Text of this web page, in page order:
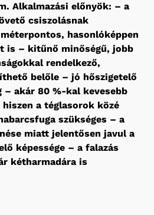
Alkalmazási előnyök: – a
csiszolásnak
hasonlóképpen
is – kitűnő minőségű, jobb
rendelkező,
belőle – jó hőszigetelő
– akár 80 %-kal kevesebb
a téglasorok közé
szükséges – a
miatt jelentősen javul a
képessége – a falazás
kétharmadára is